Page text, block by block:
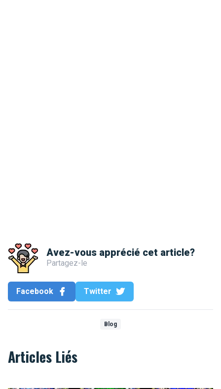
Avez-vous apprécié cet article?
Partagez-le
Facebook Twitter
Blog
Articles Liés